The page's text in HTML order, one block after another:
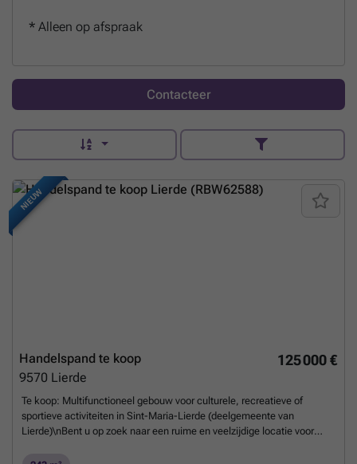
* Alleen op afspraak
Contacteer
NIEUW
125 000 €
Handelspand te koop
9570 Lierde
Te koop: Multifunctioneel gebouw voor culturele, recreatieve of
sportieve activiteiten in Sint-Maria-Lierde (deelgemeente van
Lierde)\nBent u op zoek naar een ruime en veelzijdige locatie voor
Sint-Maria-Lierde bevindt zich deze karaktervolle parochiezaal met tal